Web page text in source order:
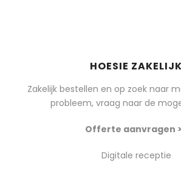
HOESIE ZAKELIJK
Zakelijk bestellen en op zoek naar
probleem, vraag naar de
Offerte aanvragen
Digitale receptie